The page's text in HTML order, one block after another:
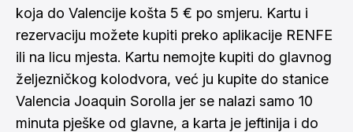
koja do Valencije košta 5 € po smjeru. Kartu i
rezervaciju možete kupiti preko aplikacije RENFE
ili na licu mjesta. Kartu nemojte kupiti do glavnog
željezničkog kolodvora, već ju kupite do stanice
Valencia Joaquin Sorolla jer se nalazi samo 10
minuta pješke od glavne, a karta je jeftinija i do